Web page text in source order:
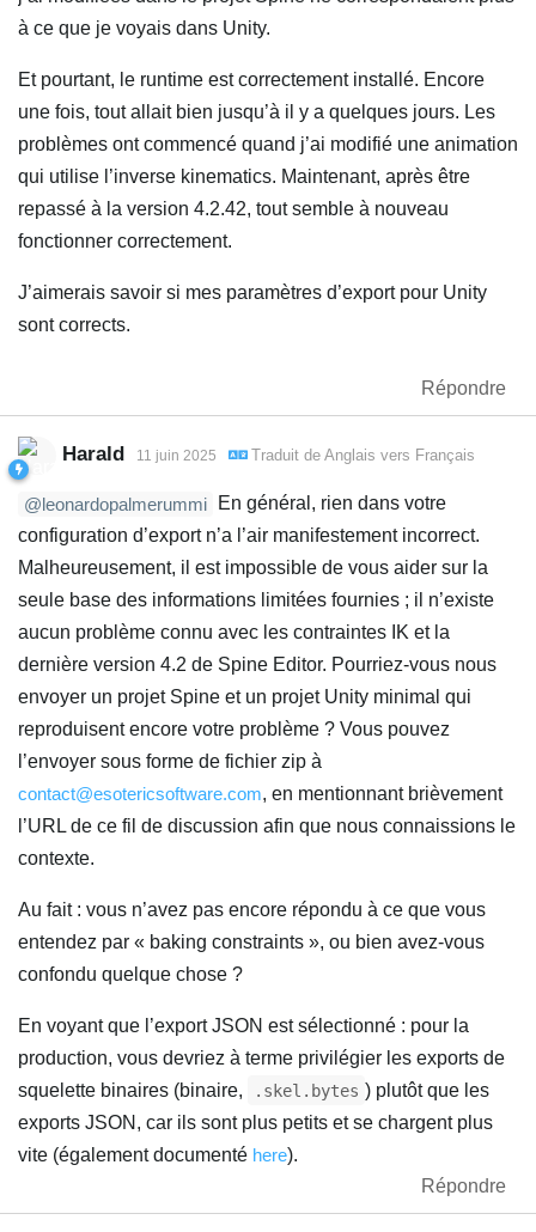
à ce que je voyais dans Unity.
Et pourtant, le runtime est correctement installé. Encore
une fois, tout allait bien jusqu’à il y a quelques jours. Les
problèmes ont commencé quand j’ai modifié une animation
qui utilise l’inverse kinematics. Maintenant, après être
repassé à la version 4.2.42, tout semble à nouveau
fonctionner correctement.
J’aimerais savoir si mes paramètres d’export pour Unity
sont corrects.
Répondre
Harald 11 juin 2025 Traduit de Anglais vers Français
@leonardopalmerummi
En général, rien dans votre
configuration d’export n’a l’air manifestement incorrect.
Malheureusement, il est impossible de vous aider sur la
seule base des informations limitées fournies ; il n’existe
aucun problème connu avec les contraintes IK et la
dernière version 4.2 de Spine Editor. Pourriez-vous nous
envoyer un projet Spine et un projet Unity minimal qui
reproduisent encore votre problème ? Vous pouvez
l’envoyer sous forme de fichier zip à
contact@esotericsoftware.com, en mentionnant brièvement
l’URL de ce fil de discussion afin que nous connaissions le
contexte.
Au fait : vous n’avez pas encore répondu à ce que vous
entendez par « baking constraints », ou bien avez-vous
confondu quelque chose ?
En voyant que l’export JSON est sélectionné : pour la
production, vous devriez à terme privilégier les exports de
squelette binaires (binaire,
.skel.bytes ) plutôt que les
exports JSON, car ils sont plus petits et se chargent plus
vite (également documenté here).
Répondre